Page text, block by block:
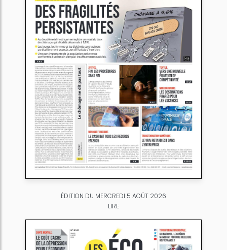
ÉDITION DU MERCREDI 5 AOÛT 2026
LIRE